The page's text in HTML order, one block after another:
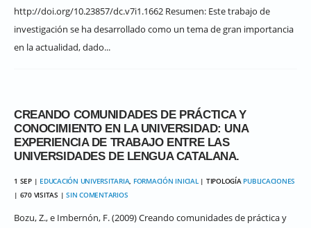
http://doi.org/10.23857/dc.v7i1.1662 Resumen: Este trabajo de
investigación se ha desarrollado como un tema de gran importancia
en la actualidad, dado...
CREANDO COMUNIDADES DE PRÁCTICA Y
CONOCIMIENTO EN LA UNIVERSIDAD: UNA
EXPERIENCIA DE TRABAJO ENTRE LAS
UNIVERSIDADES DE LENGUA CATALANA.
1 SEP | EDUCACIÓN UNIVERSITARIA, FORMACIÓN INICIAL| TIPOLOGÍA PUBLICACIONES
| 670 VISITAS | SIN COMENTARIOS
Bozu, Z., e Imbernón, F. (2009) Creando comunidades de práctica y